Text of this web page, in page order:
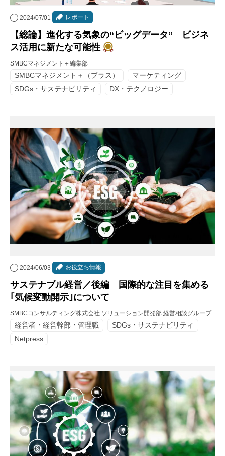
2024/07/01 レポート
【総論】進化する気象の“ビッグデータ” ビジネ
ス活用に新たな可能性
SMBCマネジメント＋編集部
SMBCマネジメント＋（プラス）
マーケティング
SDGs・サステナビリティ
DX・テクノロジー
2024/06/03 お役立ち情報
サステナブル経営／後編 国際的な注目を集める
｢気候変動開示｣について
SMBCコンサルティング株式会社 ソリューション開発部 経営相談グループ
経営者・経営幹部・管理職
SDGs・サステナビリティ
Netpress